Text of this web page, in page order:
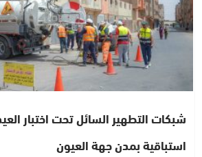
شبكات التطهير السائل تحت اختبار
استباقية بمدن جهة العيون